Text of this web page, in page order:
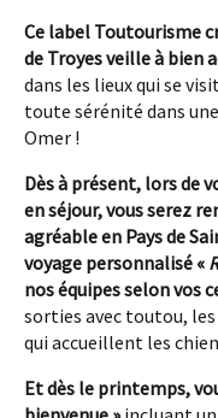
Ce label Toutourisme
de Troyes veille à bien
dans les lieux qui se
toute sérénité dans
Omer !
Dès à présent, lors de
en séjour,vous serez
agréable en Pays de
voyage personnalisé «
nos équipes selon vos
sorties avec toutou,
qui accueillent les
Et dès le printemps,